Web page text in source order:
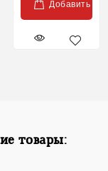
Добавить
товары: